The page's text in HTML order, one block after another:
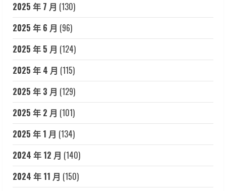
2025 年 7 月 (130)
2025 年 6 月 (96)
2025 年 5 月 (124)
2025 年 4 月 (115)
2025 年 3 月 (129)
2025 年 2 月 (101)
2025 年 1 月 (134)
2024 年 12 月 (140)
2024 年 11 月 (150)